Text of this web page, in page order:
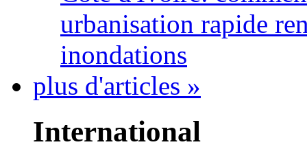
urbanisation rapide
inondations
plus d'articles »
International